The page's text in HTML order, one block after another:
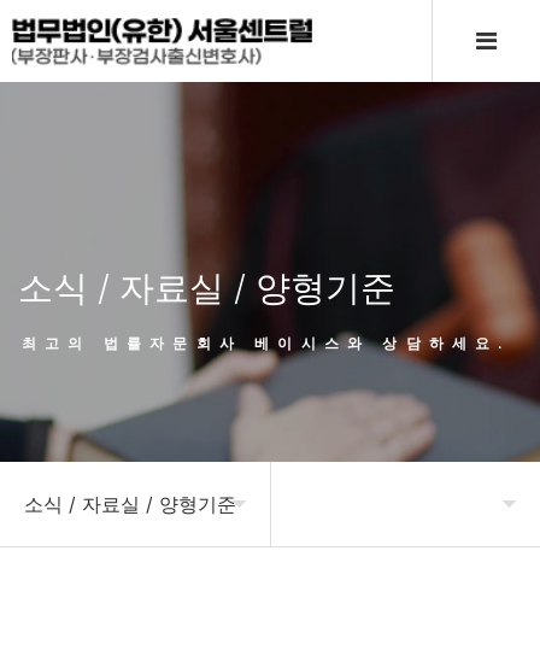
소식 / 자료실 / 양형기준
최고의 법률자문회사 베이시스와 상담하세요.
소식 / 자료실 / 양형기준